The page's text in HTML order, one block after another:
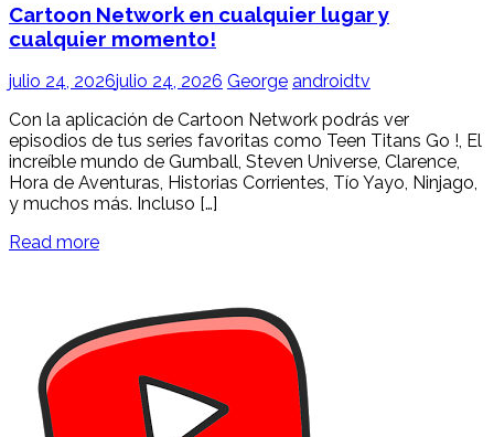
Cartoon Network en cualquier lugar y
cualquier momento!
julio 24, 2026julio 24, 2026 George androidtv
Con la aplicación de Cartoon Network podrás ver
episodios de tus series favoritas como Teen Titans Go !, El
increíble mundo de Gumball, Steven Universe, Clarence,
Hora de Aventuras, Historias Corrientes, Tío Yayo, Ninjago,
y muchos más. Incluso […]
Read more